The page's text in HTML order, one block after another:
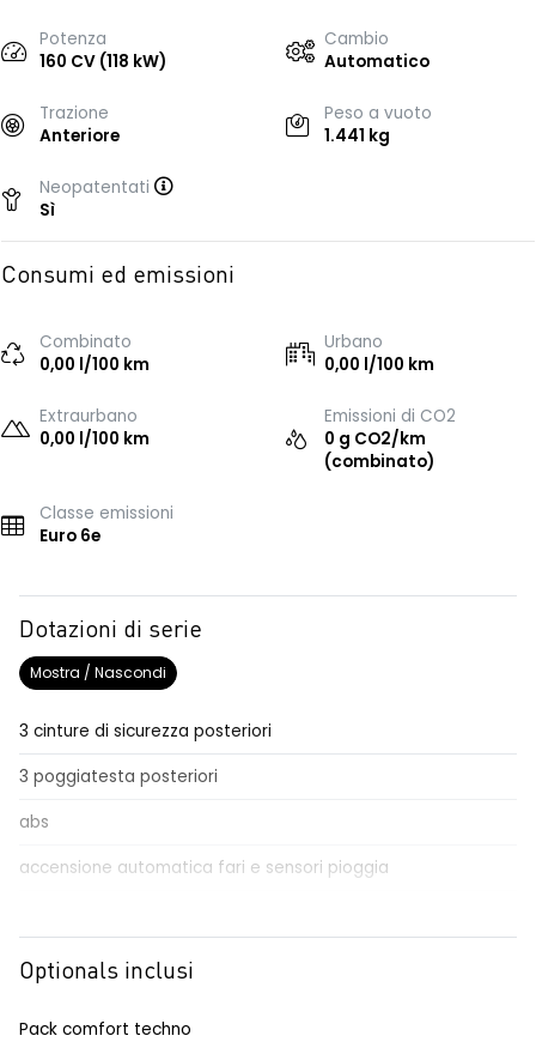
Potenza
160 CV (118 kW)
Cambio
Automatico
Trazione
Anteriore
Peso a vuoto
1.441 kg
Neopatentati
Sì
Consumi ed emissioni
Combinato
0,00 l/100 km
Urbano
0,00 l/100 km
Extraurbano
0,00 l/100 km
Emissioni di CO2
0 g CO2/km
(combinato)
Classe emissioni
Euro 6e
Dotazioni di serie
Mostra / Nascondi
3 cinture di sicurezza posteriori
3 poggiatesta posteriori
abs
accensione automatica fari e sensori pioggia
airbag frontale conducente e passeggero
Optionals inclusi
Pack comfort techno